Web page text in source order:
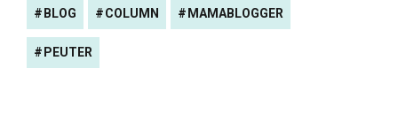
BLOG COLUMN MAMABLOGGER
PEUTER